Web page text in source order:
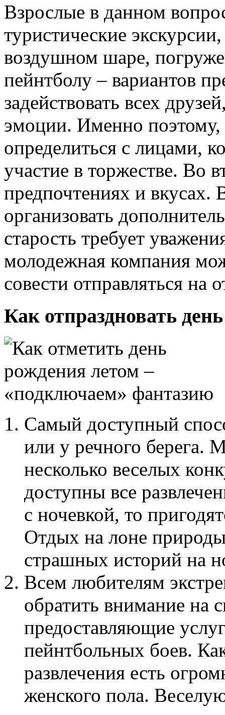
Взрослые в данном
туристические
воздушном шаре,
пейнтболу – вариантов
задействовать всех
эмоции. Именно
определиться с лицами,
участие в торжестве. Во
предпочтениях и вкусах.
организовать
старость требует
молодежная компания
совести отправляться на
Как отпраздновать
Самый доступный
или у речного берега.
несколько веселых
доступны все
с ночевкой, то
Отдых на лоне
страшных историй на
Всем любителям
обратить внимание на
предоставляющие
пейнтбольных боев.
развлечения есть
женского пола.